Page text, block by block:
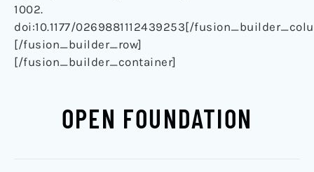
1002.
doi:10.1177/0269881112439253[/
[/fusion_builder_row]
[/fusion_builder_container]
OPEN FOUNDATION